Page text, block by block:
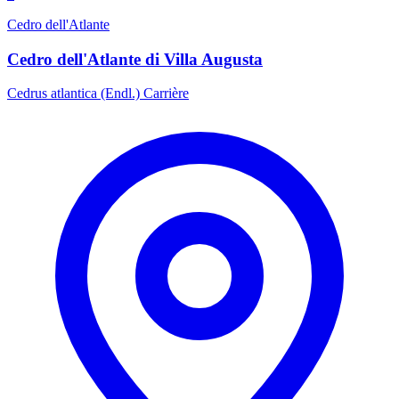
Cedro dell'Atlante
Cedro dell'Atlante di Villa Augusta
Cedrus atlantica (Endl.) Carrière